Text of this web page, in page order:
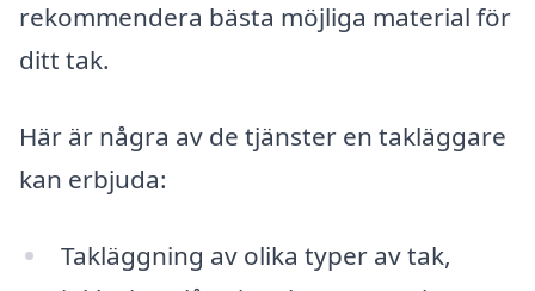
rekommendera bästa möjliga material för
ditt tak.
Här är några av de tjänster en takläggare
kan erbjuda:
Takläggning av olika typer av tak,